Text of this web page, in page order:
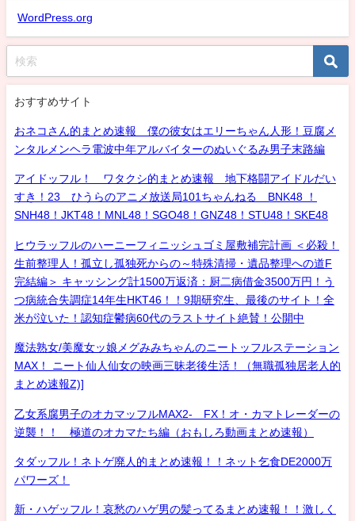
WordPress.org
おすすめサイト
おネコさん的まとめ速報 僕の彼女はエリーちゃん人形！豆腐メ
ンタルメンヘラ電波中年アルバイターのぬいぐるみ男子末路編
アイドッフル！ ワタクシ的まとめ速報 地下格闘アイドルだい
すき！23 ひうらのアニメ放送局101ちゃんねる BNK48 ！
SNH48！JKT48！MNL48！SGO48！GNZ48！STU48！SKE48
ヒウラッフルのハーニーフィニッシュゴミ屋敷補完計画 ＜必殺！
生前整理人！孤立し孤独死からの～特殊清掃・遺品整理への道F
完結編＞ キャッシング計1500万返済：厨二病借金3500万円！う
つ病統合失調症14年生HKT46！！9期研究生、最後のサイト！全
米が泣いた！認知症鬱病60代のラストサイト絶賛！公開中
魔法熟女/美魔女ッ娘メグみみちゃんのニートッフルステーション
MAX！ ニート仙人仙女の映画三昧老後生活！（無職孤独居老人的
まとめ速報Z)]
乙女系腐男子のオカマッフルMAX2- FX！オ・カマトレーダーの
逆襲！！ 極道のオカマたち編（おもしろ動画まとめ速報）
タダッフル！ネトゲ廃人的まとめ速報！！ネット乞食DE2000万
パワーズ！
新・ハゲッフル！哀愁のハゲ男の髪ってるまとめ速報！！激しく